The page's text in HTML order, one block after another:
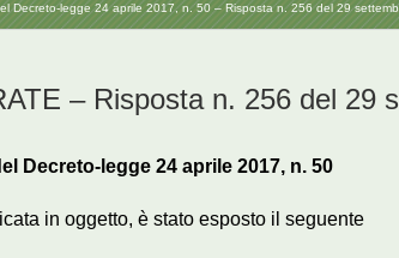
Decreto-legge 24 aprile 2017, n. 50 – Risposta n. 256 del 29
– Risposta n. 256 del 29
Decreto-legge 24 aprile 2017, n. 50
in oggetto, è stato esposto il seguente